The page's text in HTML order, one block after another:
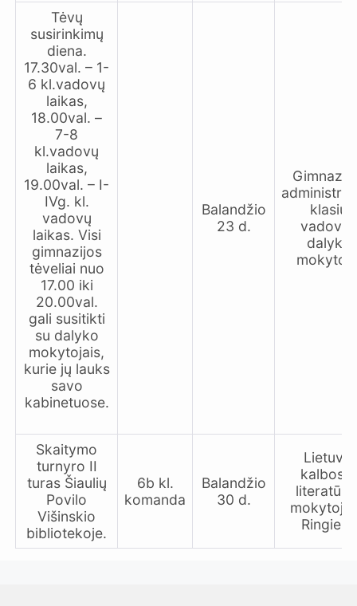
Tėvų
susirinkimų
diena.
17.30val. – 1-
6 kl.vadovų
laikas,
18.00val. –
7-8
kl.vadovų
laikas,
19.00val. – I-
IVg. kl.
vadovų
laikas. Visi
gimnazijos
tėveliai nuo
17.00 iki
20.00val.
gali susitikti
su dalyko
mokytojais,
kurie jų lauks
savo
kabinetuose.
Balandžio
23 d.
klasių
vadovai,
dalyko
Skaitymo
turnyro II
turas Šiaulių
Povilo
Višinskio
bibliotekoje.
6b kl.
komanda
Balandžio
30 d.
Lietuvių
kalbos ir
mokytoja
Ringienė